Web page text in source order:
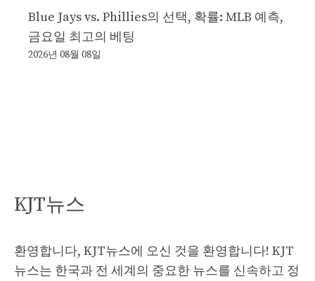
Blue Jays vs. Phillies의 선택, 확률: MLB 예측,
금요일 최고의 베팅
2026년 08월 08일
KJT뉴스
환영합니다, KJT뉴스에 오신 것을 환영합니다! KJT
뉴스는 한국과 전 세계의 중요한 뉴스를 신속하고 정